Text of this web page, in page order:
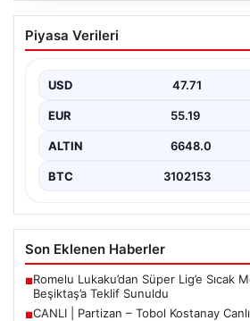
CANLI | Partizan – Tobol
Maç Anlatımı
Piyasa Verileri
USD 47.71
EUR 55.19
ALTIN 6648.0
BTC 3102153
Son Eklenen Haberler
■Romelu Lukaku’dan Süper Lig’e Sıcak
Beşiktaş’a Teklif Sunuldu
■CANLI | Partizan – Tobol Kostanay Canlı